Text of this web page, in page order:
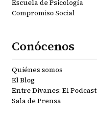
Escuela de Psicología
Compromiso Social
Conócenos
Quiénes somos
El Blog
Entre Divanes: El Podcast
Sala de Prensa